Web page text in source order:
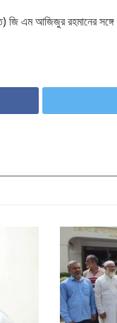
জি এম আজিজুর রহমানের